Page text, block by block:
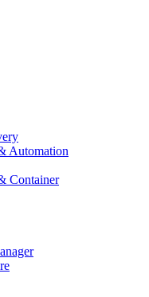
Automation
Container